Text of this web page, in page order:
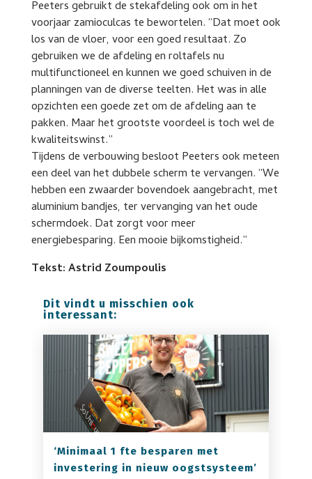
Peeters gebruikt de stekafdeling ook om in het
voorjaar zamioculcas te bewortelen. “Dat moet ook
los van de vloer, voor een goed resultaat. Zo
gebruiken we de afdeling en roltafels nu
multifunctioneel en kunnen we goed schuiven in de
planningen van de diverse teelten. Het was in alle
opzichten een goede zet om de afdeling aan te
pakken. Maar het grootste voordeel is toch wel de
kwaliteitswinst.”
Tijdens de verbouwing besloot Peeters ook meteen
een deel van het dubbele scherm te vervangen. “We
hebben een zwaarder bovendoek aangebracht, met
aluminium bandjes, ter vervanging van het oude
schermdoek. Dat zorgt voor meer
energiebesparing. Een mooie bijkomstigheid.”
Tekst: Astrid Zoumpoulis
Dit vindt u misschien ook
interessant:
‘Minimaal 1 fte besparen met
investering in nieuw oogstsysteem’